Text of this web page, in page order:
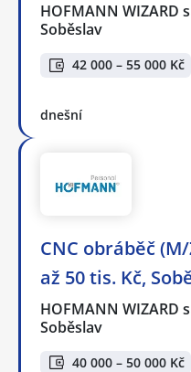
HOFMANN WIZARD
Soběslav
42 000 – 55 000 Kč
dnešní
CNC obráběč
až 50 tis. Kč,
HOFMANN WIZARD
Soběslav
40 000 – 50 000 Kč